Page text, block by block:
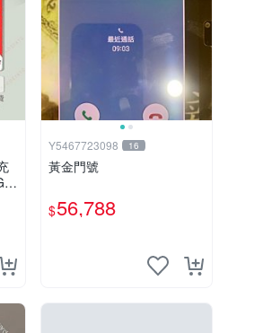
Y5467723098 16
黃金門號
$56,788